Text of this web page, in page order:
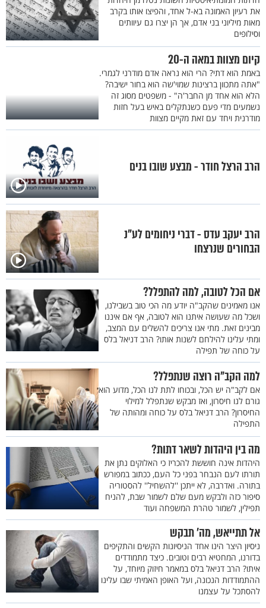
את רעיון האמונה בא-ל אחד, והפיצו אותו בקרב
מאות מיליוני בני אדם, אך הן יצרו גם עיוותים
וסילופים
קיום מצוות במאה ה-20
באמת הוא דתי? הרי הוא נראה אדם מודרני לגמרי.
"אתה מתכוון ברצינות שמוי'שה הוא בחור ישיבה?
הלא הוא אחד מן החבר'ה" - משפטים מסוג זה
נשמעים מדי פעם כשנתקלים באיש בעל חזות
מודרנית ויחד עם זאת מקיים מצוות
הרב הרצל חודר - מבצע שובו בנים
הרב יעקב עדס - דברי ניחומים לע"נ
הבחורים שנרצחו
אם הכל לטובה, למה להתפלל?
אנו מאמינים שהקב"ה יודע מה הכי טוב בשבילנו,
ושכל מה שעושה איתנו הוא לטובה, אף אם איננו
מבינים זאת. מתי אנו צריכים להשלים עם המצב,
ומתי עלינו להילחם לשנות אותו? הרב דניאל בלס
על כוחה של תפילה
למה הקב"ה רוצה שנתפלל?
אם לקב"ה יש הכל, ובכוחו לתת לנו הכל, מדוע הוא
גורם לנו חיסרון, ואז מבקש שנתפלל למילוי
החיסרון? הרב דניאל בלס על כוחה ומהותה של
התפילה
מה בין היהדות לשאר דתות?
היהדות אינה חוששת להכריז כי האלוקים נתן את
תורתו לעם הנבחר בפני כל העם, ככתוב במפורש
בתורה. ואדרבה, לא ייתכן ''להשחיל'' להסטוריה
סיפור כזה ולבקש מעם שלם לשמור שבת, להניח
תפילין, לשמור טהרת המשפחה ועוד
אל תתייאש, מה’ תבקש
ניסיון היצר הינו אחד הניסיונות הקשים והתקיפים
בדורנו, המחטיא רבים וטובים. כיצד מתמודדים
איתו? הרב דניאל בלס במאמר חיזוק מיוחד, על
ההתמודדות הנכונה, ועל האופן האמיתי שבו עלינו
להסתכל על עצמנו